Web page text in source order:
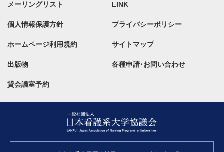
メーリングリスト LINK
個人情報保護方針 プライバシーポリシー
ホームページ利用規約 サイトマップ
出版物 各種申請･お問い合わせ
貸会議室予約